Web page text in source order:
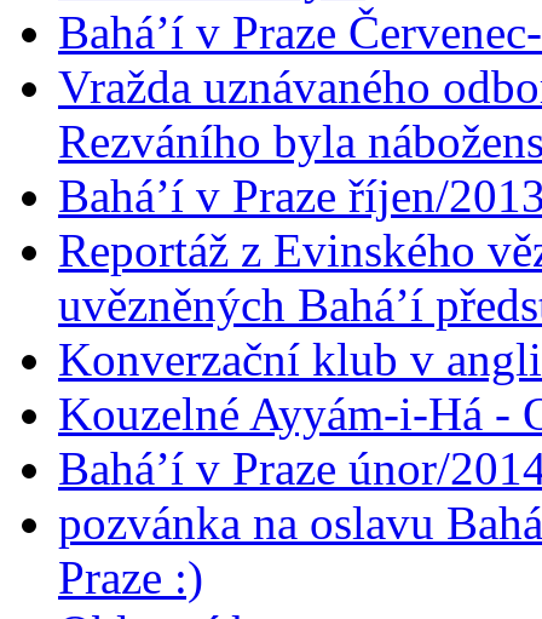
Bahá’í v Praze
Vražda uznávaného
Rezváního byla
Bahá’í v Praze říjen/
Reportáž z Evinského
uvězněných Bahá’í
Konverzační klub v
Kouzelné Ayyám-i-Há -
Bahá’í v Praze únor/
pozvánka na oslavu
Praze :)